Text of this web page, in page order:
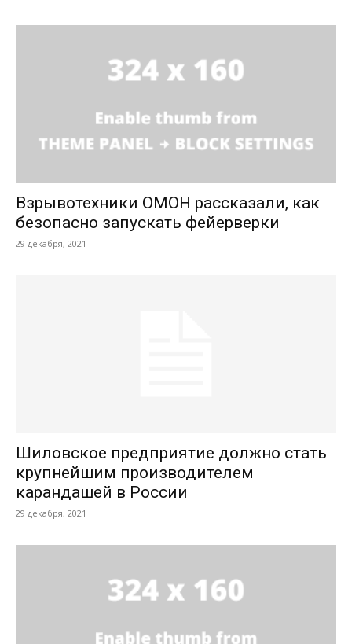
Взрывотехники ОМОН рассказали, как
безопасно запускать фейерверки
29 декабря, 2021
Шиловское предприятие должно стать
крупнейшим производителем
карандашей в России
29 декабря, 2021